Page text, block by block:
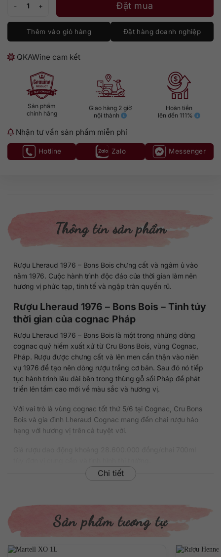
Đặt mua
Thêm vào giỏ hàng Đặt hàng doanh nghiệp
QKAWine cam kết
Sản phẩm
chính hãng
Giao hàng 2 giờ
nội thành
Hoàn tiền
lên đến 111%
Nhận tư vấn sản phẩm miễn phí
Hotline Zalo Messenger
Thông tin sản phẩm
Rượu Lheraud 1976 – Bons Bois chưng cất và ngâm ủ vào
năm 1976. Cuộc hành trình độc đáo của thời gian làm nên
hương vị phức tạp, tinh tế và ngập tràn quyến rũ.
Rượu Lheraud 1976 – Bons Bois – Tinh túy
thời gian của cognac Pháp
Rượu Lheraud 1976 – Bons Bois là một trong những dòng
cognac quý hiếm xuất xứ từ Cru Bons Bois, vùng Cognac,
Pháp. Rượu được chưng cất và lên men cẩn thận vào niên
vụ 1976 để tạo nên dòng rượu trắng cơ bản. Sau đó nó tiếp
tục hành trình lâu dài bên trong thùng gỗ sồi Pháp để phát
triển lên tầm cao mới về màu sắc và hương vị.
Với vai trò là vùng cognac tốt thứ 5/6 tại Cognac, Cru Bons
Bois và gia đình Lheraud Cognac mang đến chai rượu hảo
hạng với hương vị trên cả tuyệt vời.
Thông tin chi tiết về rượu
Thương hiệu: Lheraud Cognac
Phân loại: Cognac
Nồng độ: 46%
Niên vụ: 1976
Chi tiết
Sản phẩm tương tự